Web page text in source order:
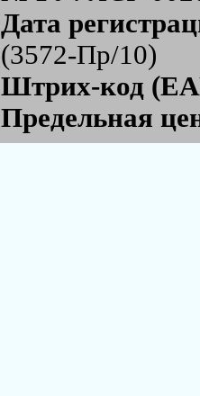
Дата
(3572-Пр/10)
Штрих-код
Предельная